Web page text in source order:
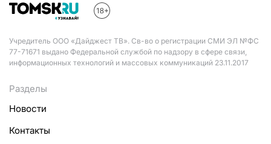
Учредитель ООО «Дайджест ТВ». Св-во о регистрации СМИ ЭЛ №ФС
77-71671 выдано Федеральной службой по надзору в сфере связи,
информационных технологий и массовых коммуникаций 23.11.2017
Разделы
Новости
Контакты